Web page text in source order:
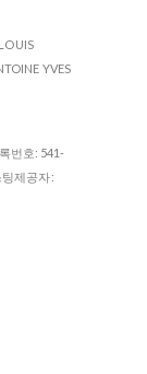
YVES
번호: 541-
팅제공자: